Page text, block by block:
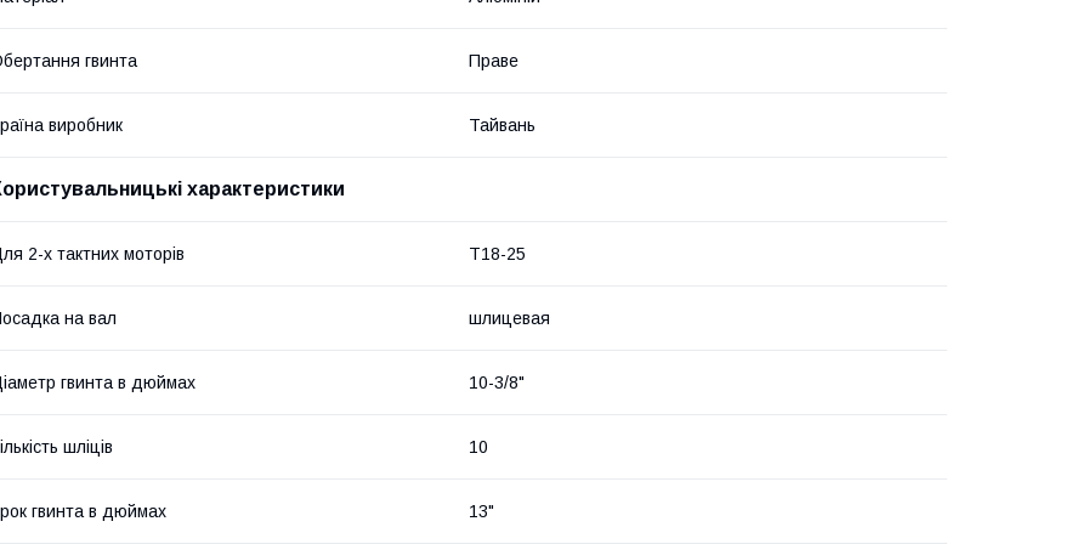
гвинта Праве
виробник Тайвань
характеристики
2-х тактних моторів T18-25
на вал шлицевая
гвинта в дюймах 10-3/8"
шліців 10
гвинта в дюймах 13"